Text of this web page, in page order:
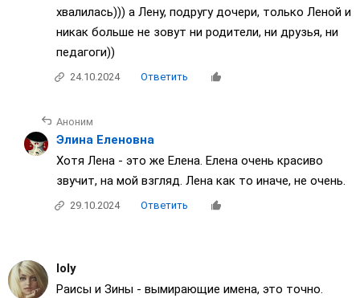
хвалилась))) а Лену, подругу дочери, только Леной и
никак больше не зовут ни родители, ни друзья, ни
педагоги))
24.10.2024 Ответить
Аноним
Элина Еленовна
Хотя Лена - это же Елена. Елена очень красиво
звучит, на мой взгляд. Лена как то иначе, не очень.
29.10.2024 Ответить
loly
Раисы и Зины - вымирающие имена, это точно.